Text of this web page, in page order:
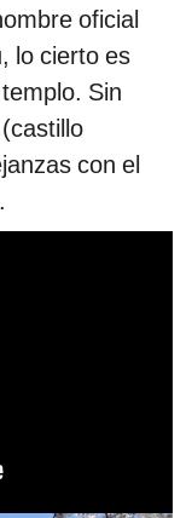
oficial
lo cierto es
Sin
con el